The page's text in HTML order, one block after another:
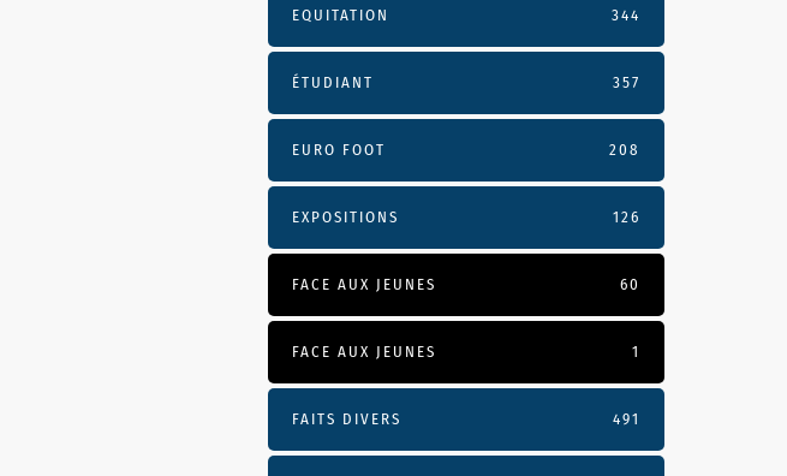
EQUITATION 344
ÉTUDIANT 357
EURO FOOT 208
EXPOSITIONS 126
FACE AUX JEUNES 60
FACE AUX JEUNES 1
FAITS DIVERS 491